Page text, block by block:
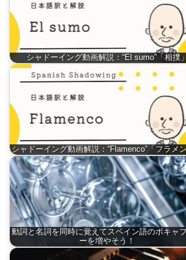
シャドーイング動画解説：“El sumo”「相撲」
シャドーイング動画解説：“Flamenco”「フラメン
動詞と名詞を同時に覚えてスペイン語のボキャ
ーを増やそう！